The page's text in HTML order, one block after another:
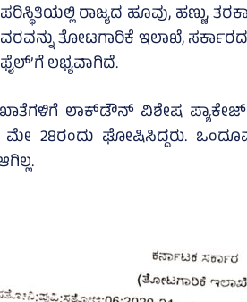
ರಾಜ್ಯದ ಹೂವು, ಹಣ್ಣು,
ತೋಟಗಾರಿಕೆ ಇಲಾಖೆ,
ಲಭ್ಯವಾಗಿದೆ.
ಖಾತೆಗಳಿಗೆ ಲಾಕ್‌ಡೌನ್‌ ವಿಶೇಷ
28ರಂದು ಘೋಷಿಸಿದ್ದರು.